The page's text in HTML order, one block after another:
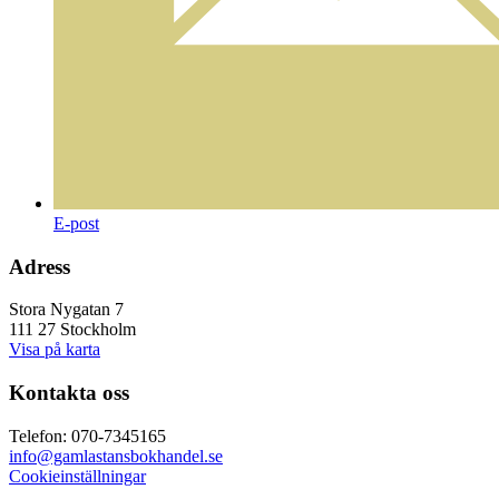
E-post
Adress
Stora Nygatan 7
111 27 Stockholm
Visa på karta
Kontakta oss
Telefon: 070-7345165
info@gamlastansbokhandel.se
Cookieinställningar